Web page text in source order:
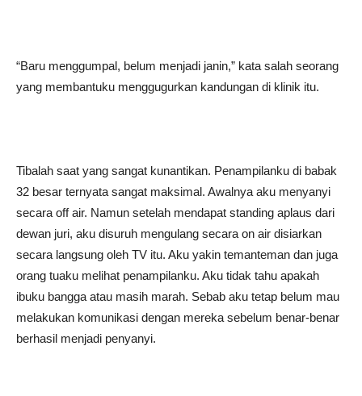
“Baru menggumpal, belum menjadi janin,” kata salah seorang
yang membantuku menggugurkan kandungan di klinik itu.
Tibalah saat yang sangat kunantikan. Penampilanku di babak
32 besar ternyata sangat maksimal. Awalnya aku menyanyi
secara off air. Namun setelah mendapat standing aplaus dari
dewan juri, aku disuruh mengulang secara on air disiarkan
secara langsung oleh TV itu. Aku yakin temanteman dan juga
orang tuaku melihat penampilanku. Aku tidak tahu apakah
ibuku bangga atau masih marah. Sebab aku tetap belum mau
melakukan komunikasi dengan mereka sebelum benar-benar
berhasil menjadi penyanyi.